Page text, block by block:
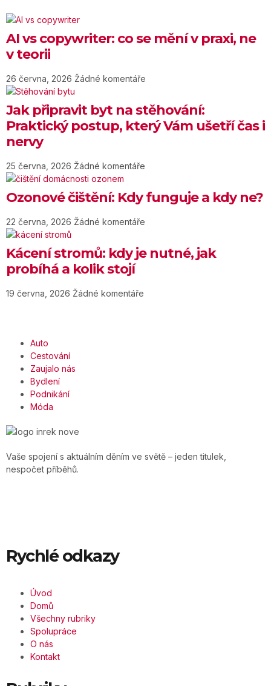
AI vs copywriter: co se mění v praxi, ne
v teorii
26 června, 2026 Žádné komentáře
Jak připravit byt na stěhování:
Praktický postup, který Vám ušetří čas i
nervy
25 června, 2026 Žádné komentáře
Ozonové čištění: Kdy funguje a kdy ne?
22 června, 2026 Žádné komentáře
Kácení stromů: kdy je nutné, jak
probíhá a kolik stojí
19 června, 2026 Žádné komentáře
Auto
Cestování
Zaujalo nás
Bydlení
Podnikání
Móda
Vaše spojení s aktuálním děním ve světě – jeden titulek,
nespočet příběhů.
Rychlé odkazy
Úvod
Domů
Všechny rubriky
Spolupráce
O nás
Kontakt